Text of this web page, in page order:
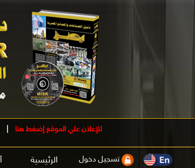
للإعلان علي الموقع إضغط هنا
الرئيسية تسجيل دخول